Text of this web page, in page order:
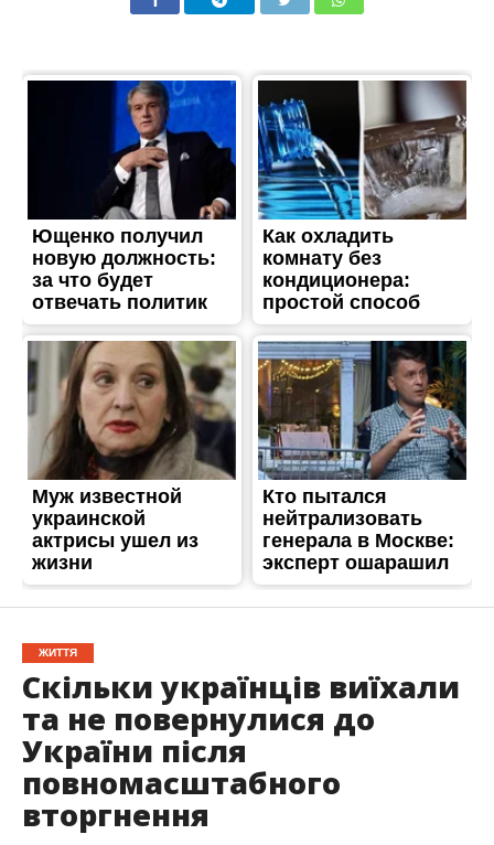
ЖИТТЯ
Скільки українців виїхали
та не повернулися до
України після
повномасштабного
вторгнення